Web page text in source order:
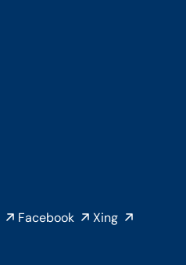
Facebook Xing